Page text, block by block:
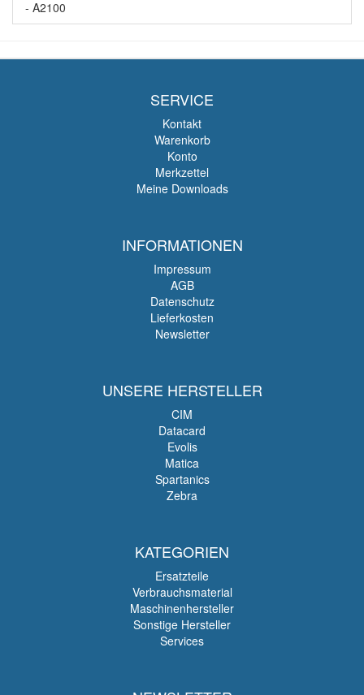
- A2100
SERVICE
Kontakt
Warenkorb
Konto
Merkzettel
Meine Downloads
INFORMATIONEN
Impressum
AGB
Datenschutz
Lieferkosten
Newsletter
UNSERE HERSTELLER
CIM
Datacard
Evolis
Matica
Spartanics
Zebra
KATEGORIEN
Ersatzteile
Verbrauchsmaterial
Maschinenhersteller
Sonstige Hersteller
Services